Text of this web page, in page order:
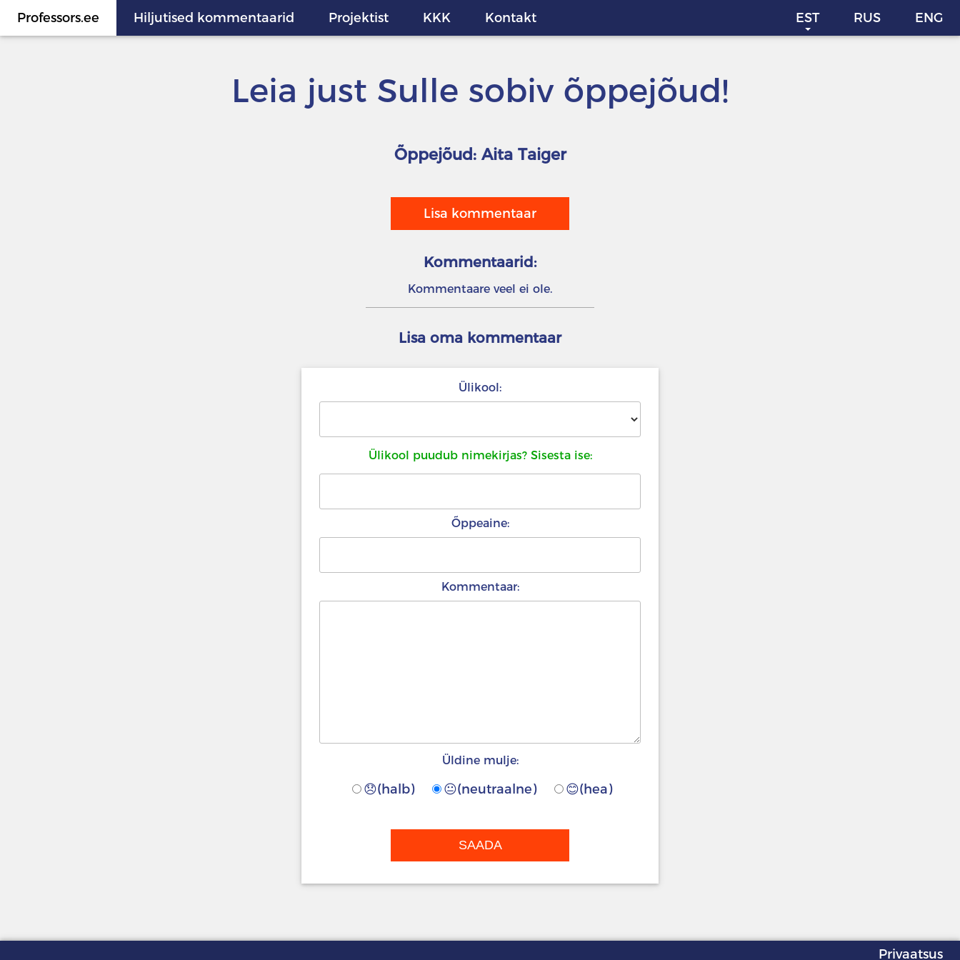
Professors.ee Hiljutised kommentaarid Projektist KKK Kontakt EST RUS ENG
Leia just Sulle sobiv õppejõud!
Õppejõud: Aita Taiger
Lisa kommentaar
Kommentaarid:
Kommentaare veel ei ole.
Lisa oma kommentaar
Ülikool:
Ülikool puudub nimekirjas? Sisesta ise:
Õppeaine:
Kommentaar:
Üldine mulje:
😞(halb) 😐(neutraalne) 😊(hea)
Privaatsus